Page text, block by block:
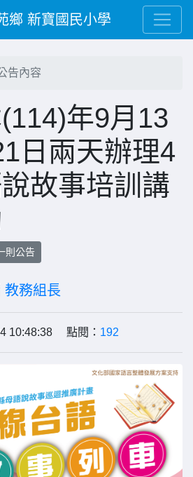
鄉 新寶國民小學
告內容
年9月13
日兩天辦理4
故事培訓講
則公告
教務組長
10:48:38 點閱： 192